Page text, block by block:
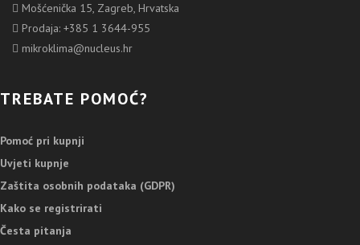
Mošćenička 15, Zagreb, Hrvatska
Prodaja: +385 1 3644-955
mikroklima@nucleus.hr
TREBATE POMOĆ?
Pomoć pri kupnji
Uvjeti kupnje
Zaštita osobnih podataka (GDPR)
Kako se registrirati
Česta pitanja